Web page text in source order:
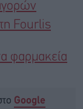
Fourlis
φαρμακεία
Google